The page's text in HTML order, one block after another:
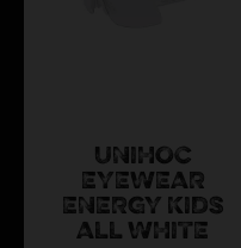
UNIHOC
EYEWEAR
ENERGY KIDS
ALL WHITE